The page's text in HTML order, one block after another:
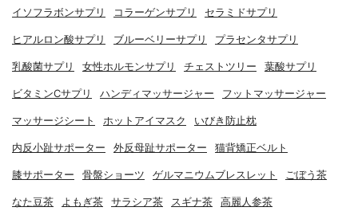
イソフラボンサプリ コラーゲンサプリ セラミドサプリ
ヒアルロン酸サプリ ブルーベリーサプリ プラセンタサプリ
乳酸菌サプリ 女性ホルモンサプリ チェストツリー 葉酸サプリ
ビタミンCサプリ ハンディマッサージャー フットマッサージャー
マッサージシート ホットアイマスク いびき防止枕
内反小趾サポーター 外反母趾サポーター 猫背矯正ベルト
膝サポーター 骨盤ショーツ ゲルマニウムブレスレット ごぼう茶
なた豆茶 よもぎ茶 サラシア茶 スギナ茶 高麗人参茶